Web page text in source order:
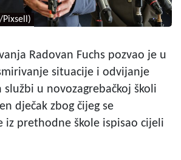
Pixsell)
Radovan Fuchs pozvao je u
situacije i odvijanje
službi u novozagrebačkoj školi
dječak zbog čijeg se
iz prethodne škole ispisao cijeli